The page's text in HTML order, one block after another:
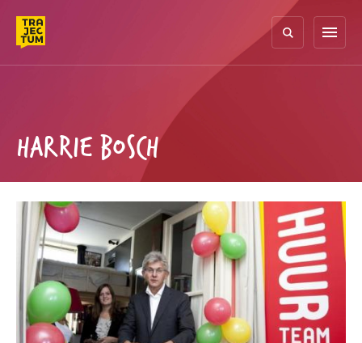
content
menu
HARRIE BOSCH